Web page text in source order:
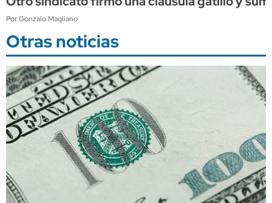
Por Gonzalo Magliano
Otras noticias